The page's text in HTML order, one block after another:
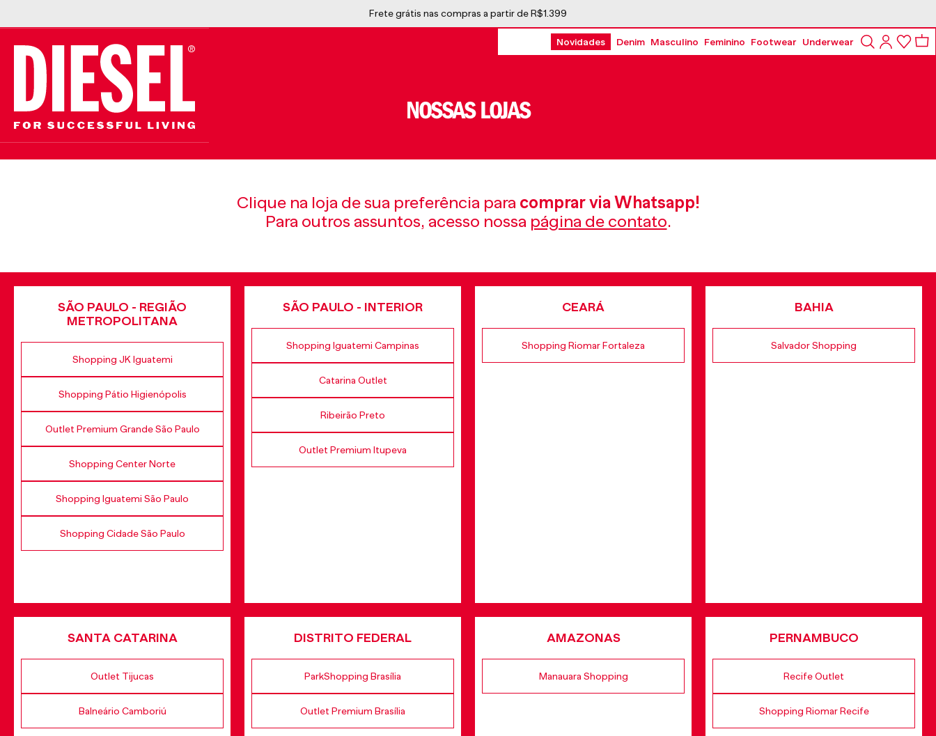
Frete grátis nas compras a partir de R$1.399
Novidades Denim Masculino Feminino Footwear Underwear
NOSSAS LOJAS
Clique na loja de sua preferência para comprar via Whatsapp!
Para outros assuntos, acesso nossa página de contato.
SÃO PAULO - REGIÃO
METROPOLITANA
Shopping JK Iguatemi
Shopping Pátio Higienópolis
Outlet Premium Grande São Paulo
Shopping Center Norte
Shopping Iguatemi São Paulo
Shopping Cidade São Paulo
SÃO PAULO - INTERIOR
Shopping Iguatemi Campinas
Catarina Outlet
Ribeirão Preto
Outlet Premium Itupeva
CEARÁ
Shopping Riomar Fortaleza
BAHIA
Salvador Shopping
SANTA CATARINA
Outlet Tijucas
Balneário Camboriú
DISTRITO FEDERAL
ParkShopping Brasília
Outlet Premium Brasília
AMAZONAS
Manauara Shopping
PERNAMBUCO
Recife Outlet
Shopping Riomar Recife